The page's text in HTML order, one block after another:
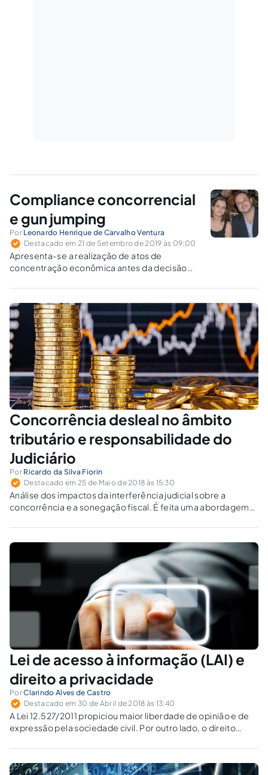
Compliance concorrencial
e gun jumping
Por Leonardo Henrique de Carvalho Ventura
Destacado em 21 de Setembro de 2019 às 09:00
Apresenta-se a realização de atos de
concentração econômica antes da decisão
vedado pela legislação de defesa da
concorrência.
Concorrência desleal no âmbito
tributário e responsabilidade do
Judiciário
Por Ricardo da Silva Fiorin
Destacado em 25 de Maio de 2018 às 15:30
Análise dos impactos da interferência judicial sobre a
concorrência e a sonegação fiscal. É feita uma abordagem
jurisprudenciais e de ordem econômica, que influenciam na
escolha pela (i)licitude fiscal.
Lei de acesso à informação (LAI) e
direito a privacidade
PorClarindo Alves de Castro
Destacado em 30 de Abril de 2018 às 13:40
A Lei 12.527/2011 propiciou maior liberdade de opinião e de
expressão pela sociedade civil. Por outro lado, o direito
informações de cunho estritamente pessoal.